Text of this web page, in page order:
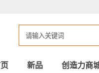
新品 创造力商